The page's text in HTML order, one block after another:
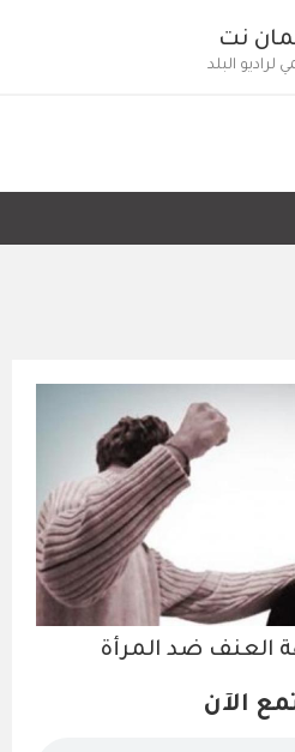
نت
لراديو البلد
العنف ضد المرأة
الآن